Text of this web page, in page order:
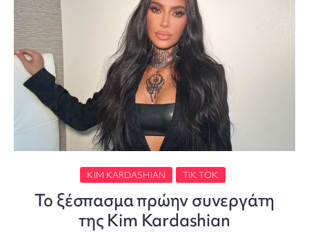
KIM KARDASHIAN TIK TOK
Το ξέσπασμα πρώην συνεργάτη
της Kim Kardashian